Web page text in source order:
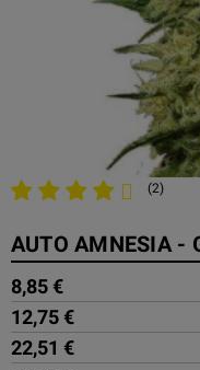
(2)
AUTO AMNESIA -
8,85 €
12,75 €
22,51 €